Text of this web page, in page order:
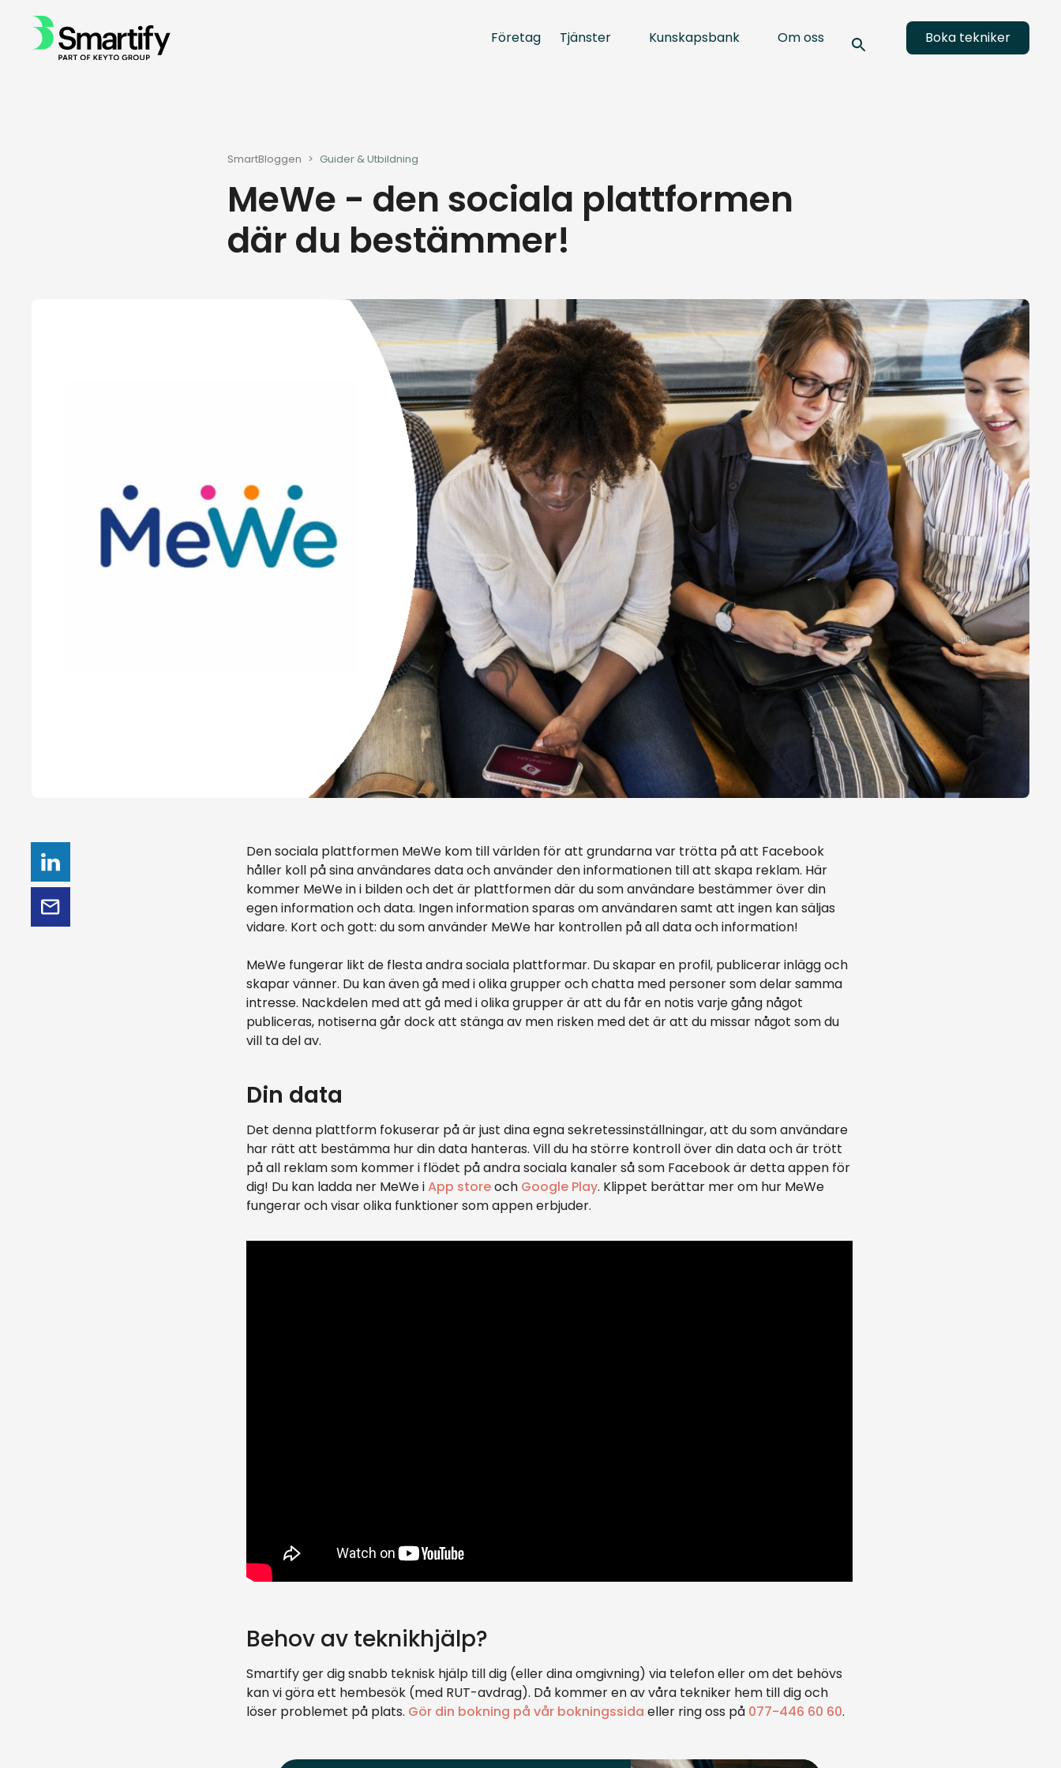
Företag Tjänster Kunskapsbank Om oss Boka tekniker
SmartBloggen > Guider & Utbildning
MeWe - den sociala plattformen
där du bestämmer!
Den sociala plattformen MeWe kom till världen för att grundarna var trötta på att Facebook
håller koll på sina användares data och använder den informationen till att skapa reklam. Här
kommer MeWe in i bilden och det är plattformen där du som användare bestämmer över din
egen information och data. Ingen information sparas om användaren samt att ingen kan säljas
vidare. Kort och gott: du som använder MeWe har kontrollen på all data och information!
MeWe fungerar likt de flesta andra sociala plattformar. Du skapar en profil, publicerar inlägg och
skapar vänner. Du kan även gå med i olika grupper och chatta med personer som delar samma
intresse. Nackdelen med att gå med i olika grupper är att du får en notis varje gång något
publiceras, notiserna går dock att stänga av men risken med det är att du missar något som du
vill ta del av.
Din data
Det denna plattform fokuserar på är just dina egna sekretessinställningar, att du som användare
har rätt att bestämma hur din data hanteras. Vill du ha större kontroll över din data och är trött
på all reklam som kommer i flödet på andra sociala kanaler så som Facebook är detta appen för
dig! Du kan ladda ner MeWe iApp storeoch Google Play. Klippet berättar mer om hur MeWe
fungerar och visar olika funktioner som appen erbjuder.
Behov av teknikhjälp?
Smartify ger dig snabb teknisk hjälp till dig (eller dina omgivning) via telefon eller om det behövs
kan vi göra ett hembesök (med RUT-avdrag). Då kommer en av våra tekniker hem till dig och
löser problemet på plats. Gör din bokning på vår bokningssida eller ring oss på 077-446 60 60.